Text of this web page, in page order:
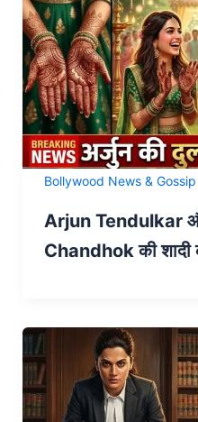
Bollywood News & Gossip
Arjun Tendulkar
Chandhok की शादी